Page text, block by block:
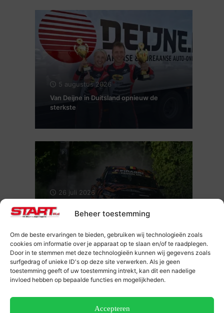
Beheer toestemming
Om de beste ervaringen te bieden, gebruiken wij technologieën zoals
cookies om informatie over je apparaat op te slaan en/of te raadplegen.
Door in te stemmen met deze technologieën kunnen wij gegevens zoals
surfgedrag of unieke ID's op deze site verwerken. Als je geen
toestemming geeft of uw toestemming intrekt, kan dit een nadelige
invloed hebben op bepaalde functies en mogelijkheden.
Accepteren
5 augustus 2026
Van Deijne in Duitsland opnieuw de
sterkste
26 juli 2026
Maxime Potty en Renaud Herman voor
de tweede keer Kampioen van België